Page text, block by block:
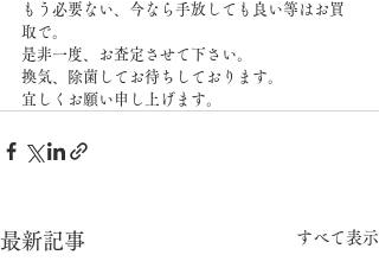
もう必要ない、今なら手放しても良い等はお買
取で。
是非一度、お査定させて下さい。
換気、除菌してお待ちしております。
宜しくお願い申し上げます。
最新記事 すべて表示